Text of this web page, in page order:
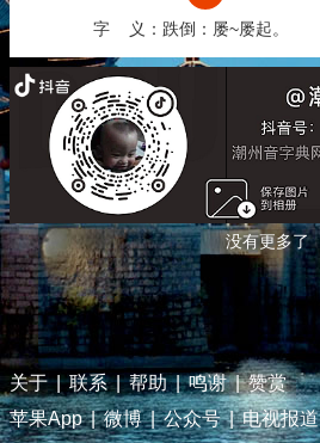
字 义：跌倒：屡~屡起。
没有更多了
关于 | 联系 | 帮助 | 鸣谢 | 赞赏
苹果App | 微博 | 公众号 | 电视报道